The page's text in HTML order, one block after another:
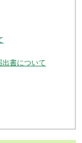
書について